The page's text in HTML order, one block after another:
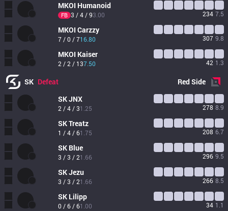
MKOI Humanoid
FB 3 / 4 / 93.00 234 7.5
MKOI Carzzy
7 / 0 / 716.80 307 9.8
MKOI Kaiser
2 / 2 / 137.50 42 1.3
SK Defeat RedSide
SKJNX
2 / 4 / 31.25 278 8.9
SKTreatz
1 / 4 / 61.75 208 6.7
SK Blue
3 / 3 / 21.66 296 9.5
SKJezu
3 / 3 / 21.66 266 8.5
SK Lilipp
0 / 6 / 61.00 34 1.1